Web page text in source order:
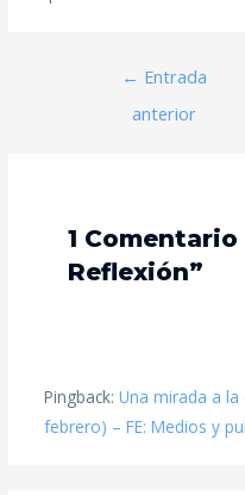
← Entrada
anterior
1 Comentario
Reflexión”
Pingback: Una mirada a
febrero) – FE: Medios y